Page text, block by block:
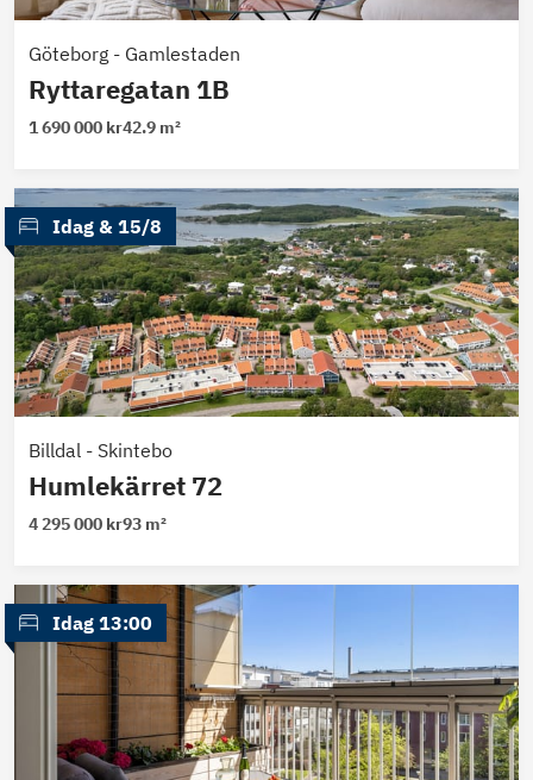
Göteborg - Gamlestaden
Ryttaregatan 1B
1 690 000 kr42.9 m²
Idag & 15/8
Billdal - Skintebo
Humlekärret 72
4 295 000 kr93 m²
Idag 13:00